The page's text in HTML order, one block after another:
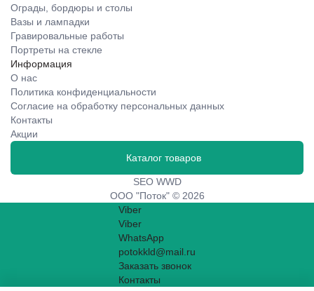
Ограды, бордюры и столы
Вазы и лампадки
Гравировальные работы
Портреты на стекле
Информация
О нас
Политика конфиденциальности
Согласие на обработку персональных данных
Контакты
Акции
Каталог товаров
SEO WWD
ООО "Поток" © 2026
Viber
Viber
WhatsApp
potokkld@mail.ru
Заказать звонок
Контакты